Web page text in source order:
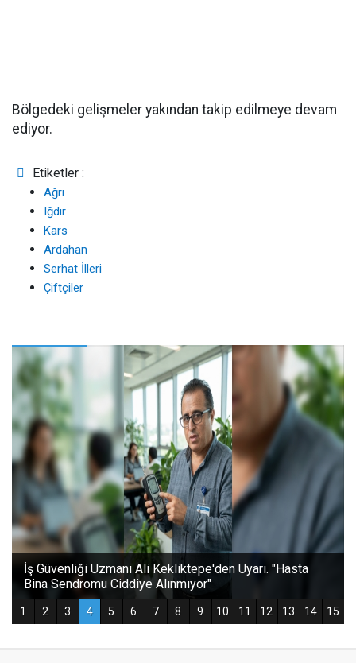
Bölgedeki gelişmeler yakından takip edilmeye devam
ediyor.
Etiketler :
Ağrı
Iğdır
Kars
Ardahan
Serhat İlleri
Çiftçiler